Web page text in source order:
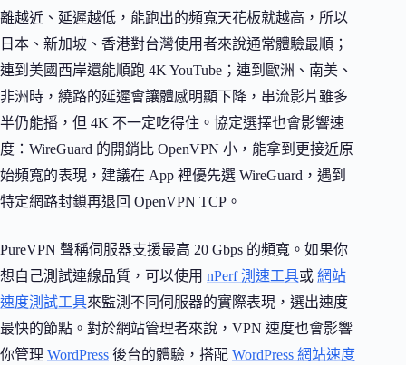
離越近、延遲越低，能跑出的頻寬天花板就越高，所以
日本、新加坡、香港對台灣使用者來說通常體驗最順；
連到美國西岸還能順跑 4K YouTube；連到歐洲、南美、
非洲時，繞路的延遲會讓體感明顯下降，串流影片雖多
半仍能播，但 4K 不一定吃得住。協定選擇也會影響速
度：WireGuard 的開銷比 OpenVPN 小，能拿到更接近原
始頻寬的表現，建議在 App 裡優先選 WireGuard，遇到
特定網路封鎖再退回 OpenVPN TCP。
PureVPN 聲稱伺服器支援最高 20 Gbps 的頻寬。如果你
想自己測試連線品質，可以使用 nPerf 測速工具或 網站
速度測試工具來監測不同伺服器的實際表現，選出速度
最快的節點。對於網站管理者來說，VPN 速度也會影響
你管理 WordPress 後台的體驗，搭配 WordPress 網站速度